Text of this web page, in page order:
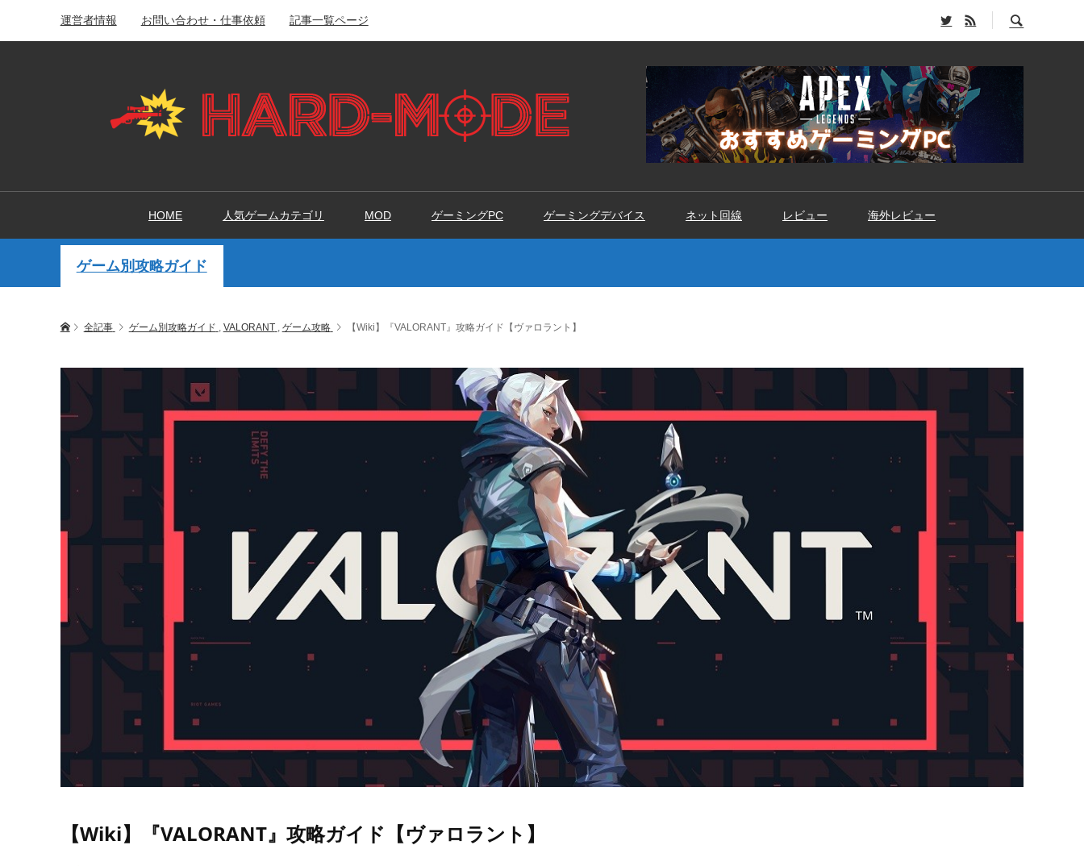
運営者情報 お問い合わせ・仕事依頼 記事一覧ページ
HOME 人気ゲームカテゴリ MOD ゲーミングPC ゲーミングデバイス ネット回線 レビュー 海外レビュー
ゲーム別攻略ガイド
全記事 ゲーム別攻略ガイド , VALORANT , ゲーム攻略 【Wiki】『VALORANT』攻略ガイド【ヴァロラント】
【Wiki】『VALORANT』攻略ガイド【ヴァロラント】